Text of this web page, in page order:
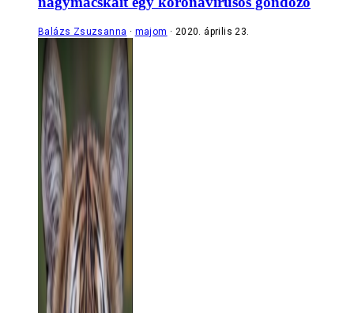
Balázs Zsuzsanna majom 2020. április 23.